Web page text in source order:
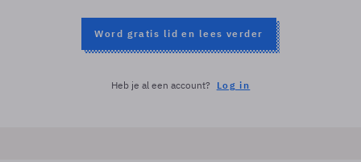
Word gratis lid en lees verder
Heb je al een account? Log in